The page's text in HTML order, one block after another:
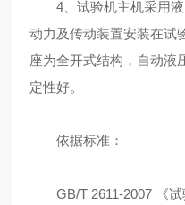
4、试验机主机采用液
动力及传动装置安装在试
座为全开式结构，自动液
定性好。
依据标准：
GB/T 2611-2007 《试